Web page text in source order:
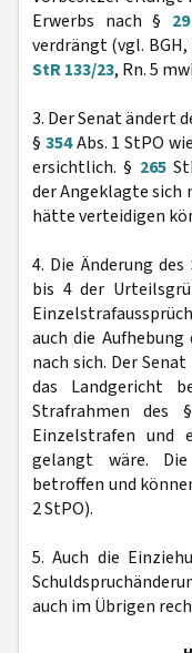
Erwerbs nach § 29
verdrängt (vgl. BGH,
StR 133/23, Rn. 5
3. Der Senat ändert
§ 354Abs. 1 StPO
ersichtlich. § 265
der Angeklagte sich
hätte verteidigen
4. Die Änderung
bis 4 der
auch die Aufhebung
nach sich. Der
das Landgericht
Strafrahmen des
Einzelstrafen und
gelangt wäre.
betroffen und
2 StPO).
5. Auch die
auch im Übrigen